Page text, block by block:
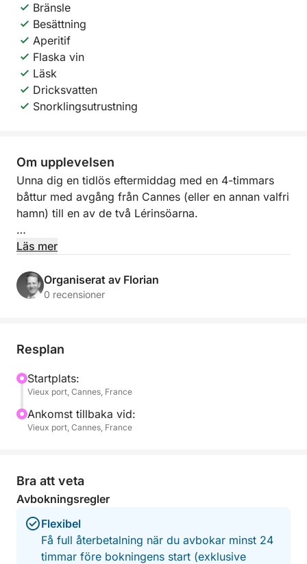
Bränsle
Besättning
Aperitif
Flaska vin
Läsk
Dricksvatten
Snorklingsutrustning
Om upplevelsen
Unna dig en tidlös eftermiddag med en 4-timmars
båttur med avgång från Cannes (eller en annan valfri
hamn) till en av de två Lérinsöarna.
På agendan: lugn segling längs den franska rivieran,
avkoppling utanför kusten i en av de vackraste
vikarna i Medelhavet. Från det ögonblick du sätter
vatten och utforska havsbotten med den
medföljande snorkelutrustningen. Sent på
eftermiddagen släpps ankaret utanför Lérinsöarna:
bad, avkoppling och trevlighet kommer att fylla
För att förhöja denna upplevelse serveras en
gemytlig aperitif ombord: förrätter, läsk, vatten och
naturligtvis en kyld flaska rosé för att komplettera
denna idylliska miljö.
Läs mer
Organiserat av Florian
0 recensioner
Resplan
Startplats:
Vieux port, Cannes, France
Ankomst tillbaka vid:
Vieux port, Cannes, France
Bra att veta
Avbokningsregler
Flexibel
Få full återbetalning när du avbokar minst 24
timmar före bokningens start (exklusive